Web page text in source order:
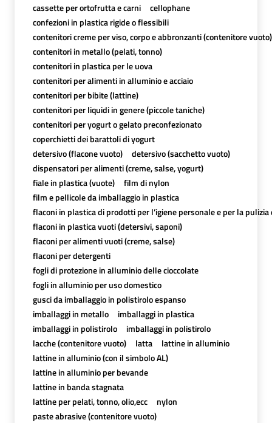
cassette per ortofrutta e carni
cellophane
confezioni in plastica rigide o flessibili
contenitori creme per viso, corpo e abbronzanti (contenitore vuoto)
contenitori in metallo (pelati, tonno)
contenitori in plastica per le uova
contenitori per alimenti in alluminio e acciaio
contenitori per bibite (lattine)
contenitori per liquidi in genere (piccole taniche)
contenitori per yogurt o gelato preconfezionato
coperchietti dei barattoli di yogurt
detersivo (flacone vuoto)
detersivo (sacchetto vuoto)
dispensatori per alimenti (creme, salse, yogurt)
fiale in plastica (vuote)
film di nylon
film e pellicole da imballaggio in plastica
flaconi in plastica di prodotti per l’igiene personale e per la pulizia
flaconi in plastica vuoti (detersivi, saponi)
flaconi per alimenti vuoti (creme, salse)
flaconi per detergenti
fogli di protezione in alluminio delle cioccolate
fogli in alluminio per uso domestico
gusci da imballaggio in polistirolo espanso
imballaggi in metallo
imballaggi in plastica
imballaggi in polistirolo
imballaggi in polistirolo
lacche (contenitore vuoto)
latta
lattine in alluminio
lattine in alluminio (con il simbolo AL)
lattine in alluminio per bevande
lattine in banda stagnata
lattine per pelati, tonno, olio,ecc
nylon
paste abrasive (contenitore vuoto)